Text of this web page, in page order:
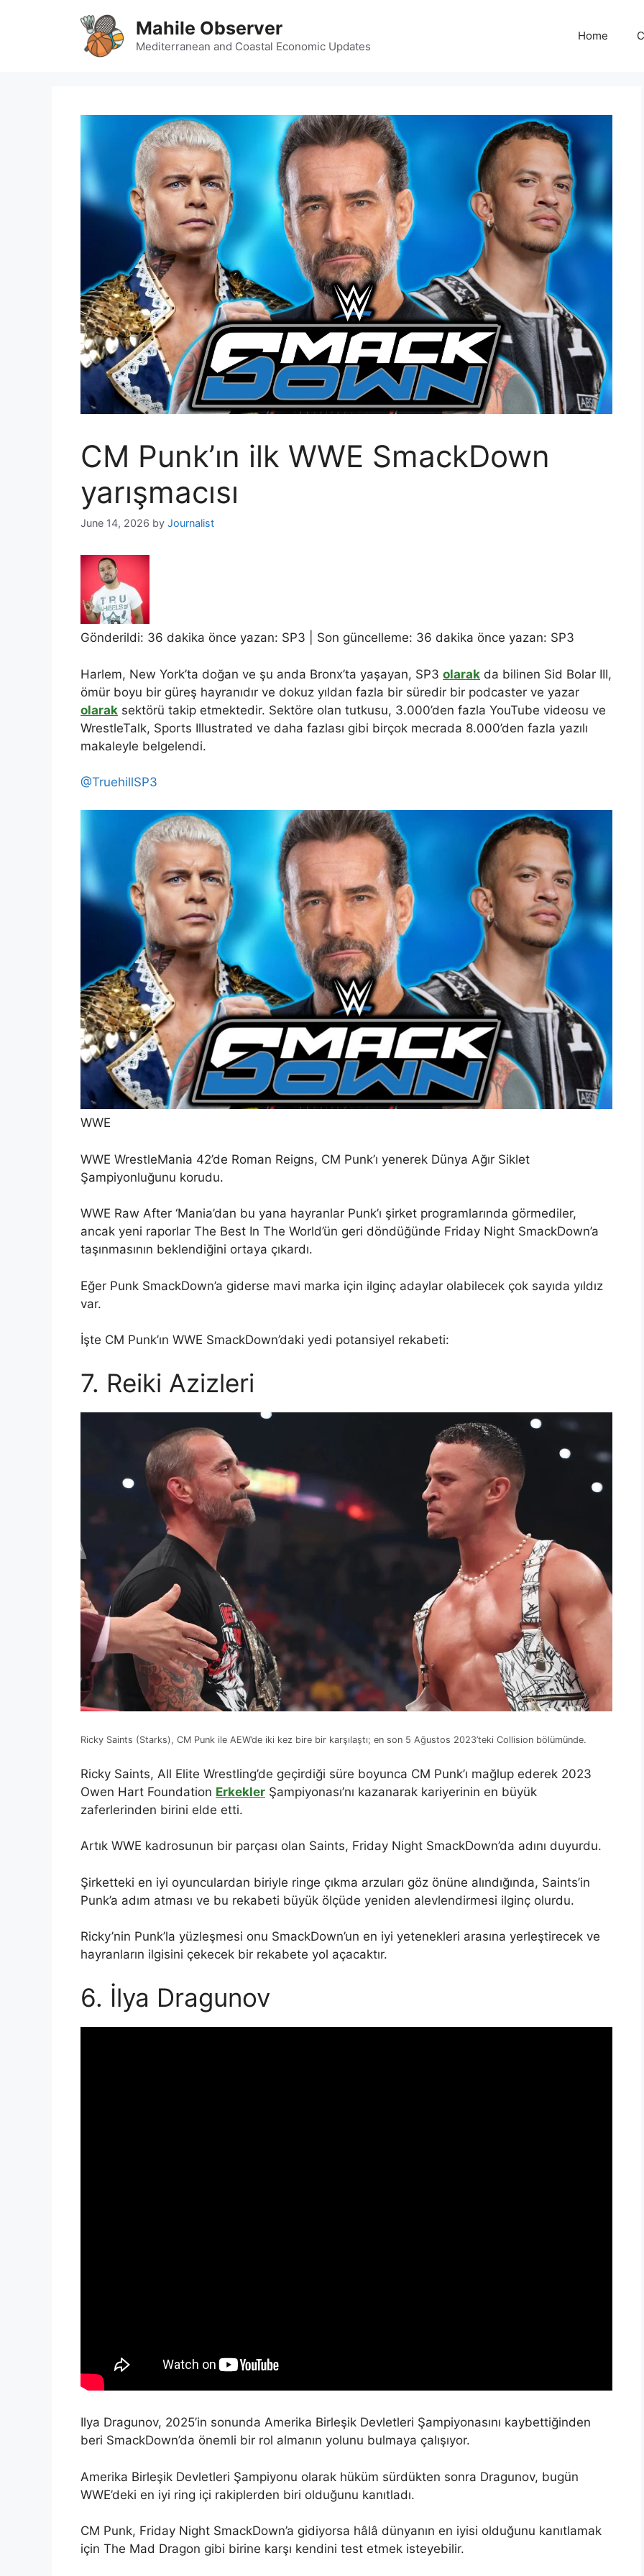
Mahile Observer
Mediterranean and Coastal Economic Updates
Home
CM Punk’ın ilk WWE SmackDown
yarışmacısı
June 14, 2026 by Journalist
Gönderildi: 36 dakika önce yazan: SP3 | Son güncelleme: 36 dakika önce yazan: SP3
Harlem, New York’ta doğan ve şu anda Bronx’ta yaşayan, SP3 olarak da bilinen Sid Bolar III,
ömür boyu bir güreş hayranıdır ve dokuz yıldan fazla bir süredir bir podcaster ve yazar
olarak sektörü takip etmektedir. Sektöre olan tutkusu, 3.000’den fazla YouTube videosu ve
WrestleTalk, Sports Illustrated ve daha fazlası gibi birçok mecrada 8.000’den fazla yazılı
makaleyle belgelendi.
@TruehillSP3
WWE
WWE WrestleMania 42’de Roman Reigns, CM Punk’ı yenerek Dünya Ağır Siklet
Şampiyonluğunu korudu.
WWE Raw After ‘Mania’dan bu yana hayranlar Punk’ı şirket programlarında görmediler,
ancak yeni raporlar The Best In The World’ün geri döndüğünde Friday Night SmackDown’a
taşınmasının beklendiğini ortaya çıkardı.
Eğer Punk SmackDown’a giderse mavi marka için ilginç adaylar olabilecek çok sayıda yıldız
var.
İşte CM Punk’ın WWE SmackDown’daki yedi potansiyel rekabeti:
7. Reiki Azizleri
Ricky Saints (Starks), CM Punk ile AEW’de iki kez bire bir karşılaştı; en son 5 Ağustos 2023’teki Collision bölümünde.
Ricky Saints, All Elite Wrestling’de geçirdiği süre boyunca CM Punk’ı mağlup ederek 2023
Owen Hart Foundation Erkekler Şampiyonası’nı kazanarak kariyerinin en büyük
zaferlerinden birini elde etti.
Artık WWE kadrosunun bir parçası olan Saints, Friday Night SmackDown’da adını duyurdu.
Şirketteki en iyi oyunculardan biriyle ringe çıkma arzuları göz önüne alındığında, Saints’in
Punk’a adım atması ve bu rekabeti büyük ölçüde yeniden alevlendirmesi ilginç olurdu.
Ricky’nin Punk’la yüzleşmesi onu SmackDown’un en iyi yetenekleri arasına yerleştirecek ve
hayranların ilgisini çekecek bir rekabete yol açacaktır.
6. İlya Dragunov
Ilya Dragunov, 2025’in sonunda Amerika Birleşik Devletleri Şampiyonasını kaybettiğinden
beri SmackDown’da önemli bir rol almanın yolunu bulmaya çalışıyor.
Amerika Birleşik Devletleri Şampiyonu olarak hüküm sürdükten sonra Dragunov, bugün
WWE’deki en iyi ring içi rakiplerden biri olduğunu kanıtladı.
CM Punk, Friday Night SmackDown’a gidiyorsa hâlâ dünyanın en iyisi olduğunu kanıtlamak
için The Mad Dragon gibi birine karşı kendini test etmek isteyebilir.